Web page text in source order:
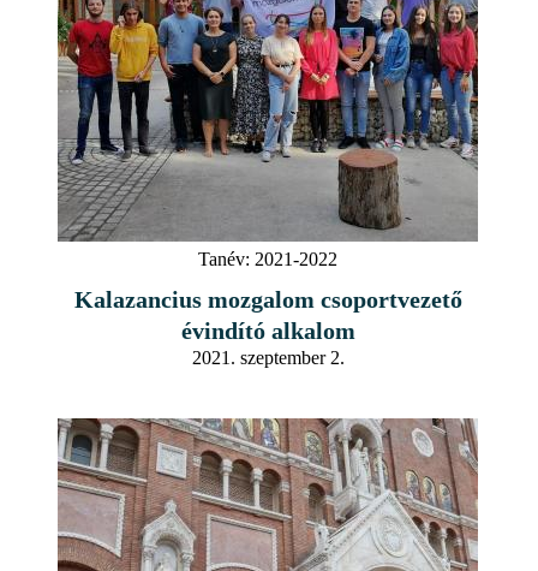
Tanév: 2021-2022
Kalazancius mozgalom csoportvezető
évindító alkalom
2021. szeptember 2.